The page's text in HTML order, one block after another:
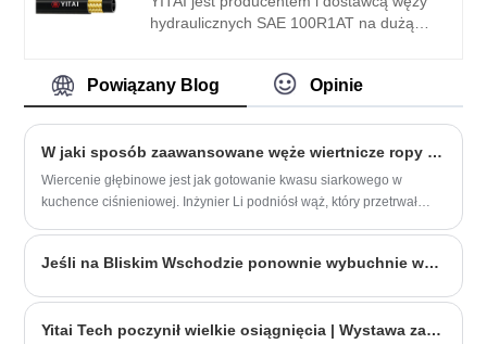
oczekujemy, że zostaniemy twoim
długoterminowym partnerem w Chinach.
hydraulicznych SAE 100R1AT na dużą
produkty mają dobrą przewagę cenową i
obejmują większość rynków europejskich i
czekamy na zostanie Twoim
długoterminowym partnerem w Chinach.
Powiązany Blog Opinie
W jaki sposób zaawansowane węże wiertnicze ropy zwiększają bezpieczeństwo w środowiskach pod wysokim ciśnieniem?
Wiercenie głębinowe jest jak gotowanie kwasu siarkowego w
kuchence ciśnieniowej. Inżynier Li podniósł wąż, który przetrwał
nas ceramiczna powłoka gumowa ma zakres odporności na
faktycznym pomiarze określonego pola gazu na Morzu
Jeśli na Bliskim Wschodzie ponownie wybuchnie wojna, czy kryzys naftowy powróci?
Yitai Tech poczynił wielkie osiągnięcia | Wystawa zakończyła się pomyślnie